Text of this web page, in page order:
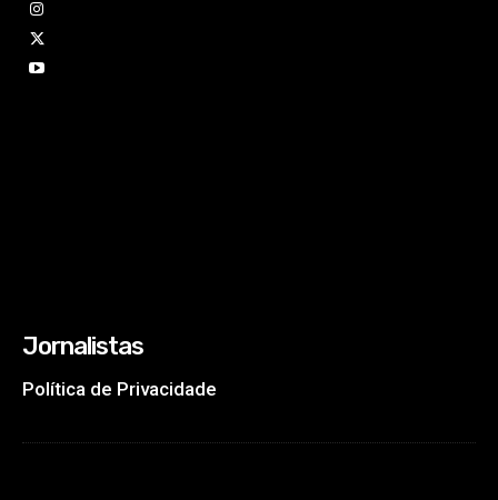
Jornalistas
Política de Privacidade